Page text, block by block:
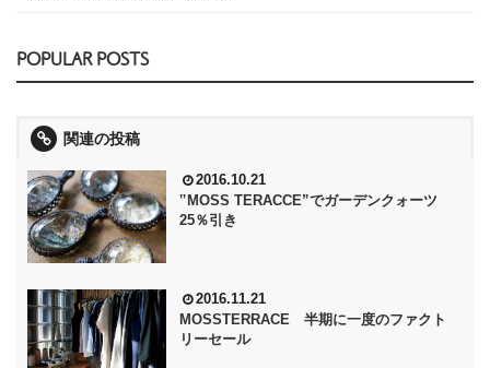
POPULAR POSTS
関連の投稿
2016.10.21
‟MOSS TERACCE”でガーデンクォーツ
25％引き
2016.11.21
MOSSTERRACE 半期に一度のファクト
リーセール